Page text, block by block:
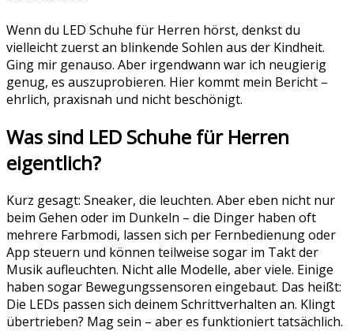
Wenn du LED Schuhe für Herren hörst, denkst du
vielleicht zuerst an blinkende Sohlen aus der Kindheit.
Ging mir genauso. Aber irgendwann war ich neugierig
genug, es auszuprobieren. Hier kommt mein Bericht –
ehrlich, praxisnah und nicht beschönigt.
Was sind LED Schuhe für Herren
eigentlich?
Kurz gesagt: Sneaker, die leuchten. Aber eben nicht nur
beim Gehen oder im Dunkeln – die Dinger haben oft
mehrere Farbmodi, lassen sich per Fernbedienung oder
App steuern und können teilweise sogar im Takt der
Musik aufleuchten. Nicht alle Modelle, aber viele. Einige
haben sogar Bewegungssensoren eingebaut. Das heißt:
Die LEDs passen sich deinem Schrittverhalten an. Klingt
übertrieben? Mag sein – aber es funktioniert tatsächlich.